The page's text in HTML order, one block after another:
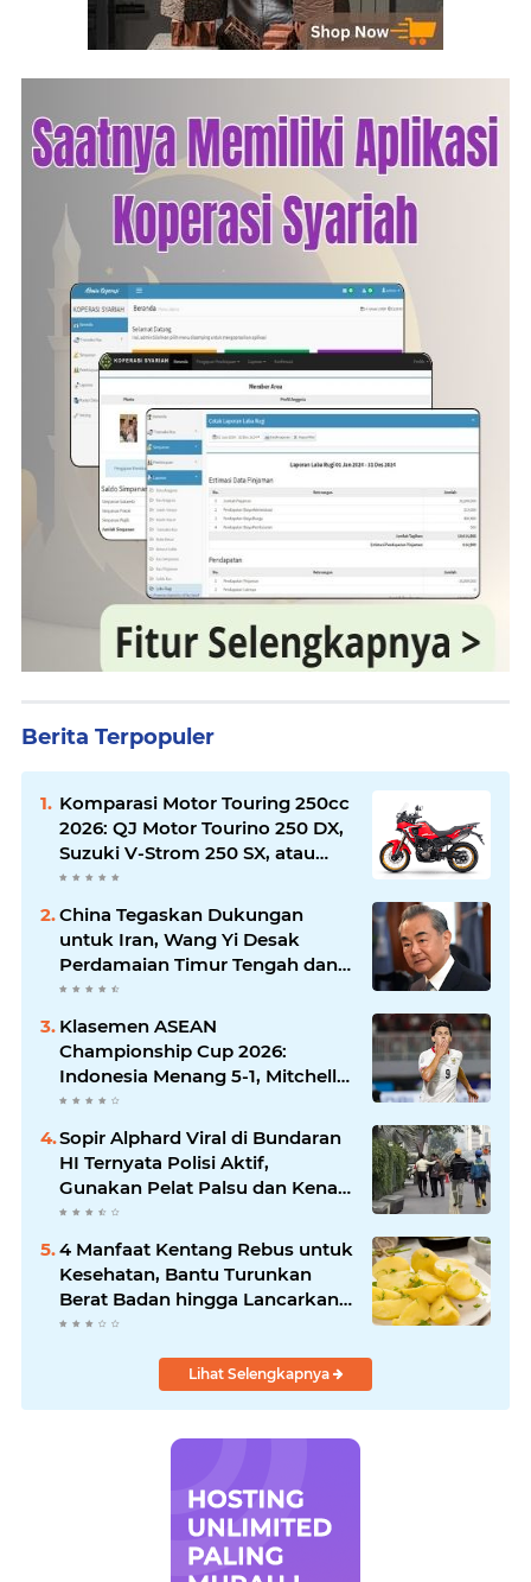
Berita Terpopuler
Komparasi Motor Touring 250cc
2026: QJ Motor Tourino 250 DX,
Suzuki V-Strom 250 SX, atau
Kawasaki Versys-X 250?
China Tegaskan Dukungan
untuk Iran, Wang Yi Desak
Perdamaian Timur Tengah dan
Soroti Ketegangan dengan AS
Klasemen ASEAN
Championship Cup 2026:
Indonesia Menang 5-1, Mitchell
Baker Hattrick dan Puncaki Top
Skor
Sopir Alphard Viral di Bundaran
HI Ternyata Polisi Aktif,
Gunakan Pelat Palsu dan Kena
Tilang
4 Manfaat Kentang Rebus untuk
Kesehatan, Bantu Turunkan
Berat Badan hingga Lancarkan
Pencernaan
Lihat Selengkapnya